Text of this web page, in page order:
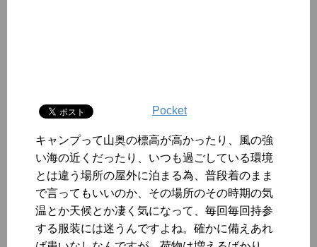
Pocket
キャンプって山奥の標高が高かったり、風の強
い海の近くだったり、いつも過ごしている環境
とは違う場所の屋外に泊まる為、普段着のまま
で言ってもいいのか、その場所のその時期の気
温とか天候とか凄く気になって、毎回毎回持参
する服装には迷うんですよね。確かに備えあれ